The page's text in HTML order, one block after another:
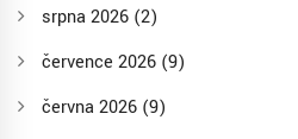
srpna 2026 (2)
července 2026 (9)
června 2026 (9)